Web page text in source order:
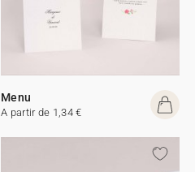
Menu
A partir de 1,34 €